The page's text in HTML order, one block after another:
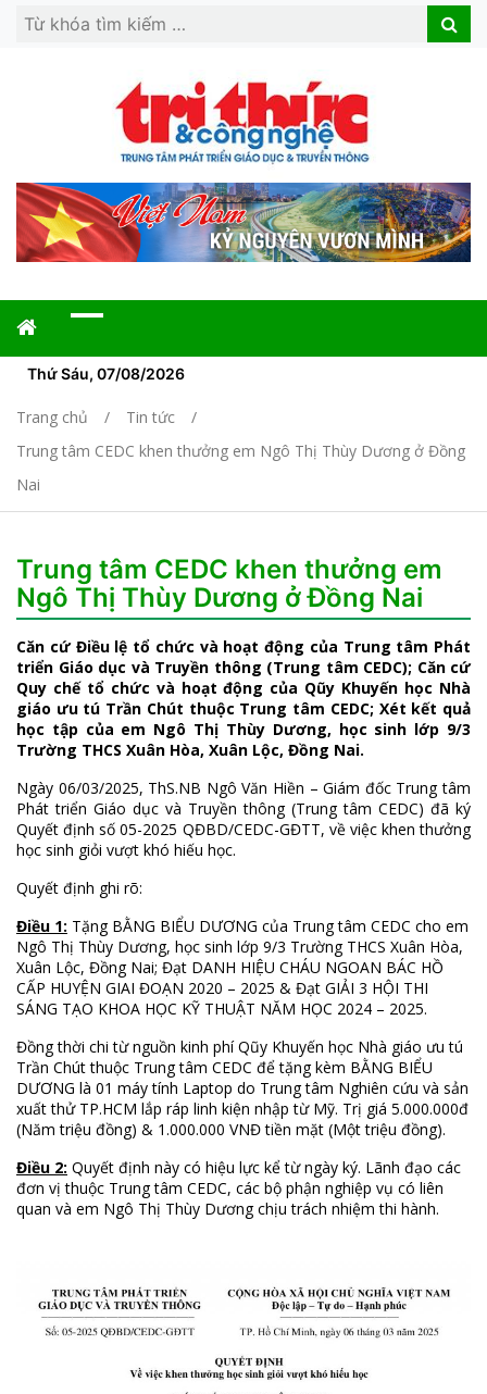
Search
Search
Thứ Sáu, 07/08/2026
Trang chủ
Tin tức
Trung tâm CEDC khen thưởng em Ngô Thị Thùy Dương ở Đồng
Nai
Trung tâm CEDC khen thưởng em
Ngô Thị Thùy Dương ở Đồng Nai
Căn cứ Điều lệ tổ chức và hoạt động của Trung tâm Phát
triển Giáo dục và Truyền thông (Trung tâm CEDC); Căn cứ
Quy chế tổ chức và hoạt động của Qũy Khuyến học Nhà
giáo ưu tú Trần Chút thuộc Trung tâm CEDC; Xét kết quả
học tập của em Ngô Thị Thùy Dương, học sinh lớp 9/3
Trường THCS Xuân Hòa, Xuân Lộc, Đồng Nai.
Ngày 06/03/2025, ThS.NB Ngô Văn Hiền – Giám đốc Trung tâm
Phát triển Giáo dục và Truyền thông (Trung tâm CEDC) đã ký
Quyết định số 05-2025 QĐBD/CEDC-GĐTT, về việc khen thưởng
học sinh giỏi vượt khó hiếu học.
Quyết định ghi rõ:
Điều 1: Tặng BẰNG BIỂU DƯƠNG của Trung tâm CEDC cho em
Ngô Thị Thùy Dương, học sinh lớp 9/3 Trường THCS Xuân Hòa,
Xuân Lộc, Đồng Nai; Đạt DANH HIỆU CHÁU NGOAN BÁC HỒ
CẤP HUYỆN GIAI ĐOẠN 2020 – 2025 & Đạt GIẢI 3 HỘI THI
SÁNG TẠO KHOA HỌC KỸ THUẬT NĂM HỌC 2024 – 2025.
Đồng thời chi từ nguồn kinh phí Qũy Khuyến học Nhà giáo ưu tú
Trần Chút thuộc Trung tâm CEDC để tặng kèm BẰNG BIỂU
DƯƠNG là 01 máy tính Laptop do Trung tâm Nghiên cứu và sản
xuất thử TP.HCM lắp ráp linh kiện nhập từ Mỹ. Trị giá 5.000.000đ
(Năm triệu đồng) & 1.000.000 VNĐ tiền mặt (Một triệu đồng).
Điều 2: Quyết định này có hiệu lực kể từ ngày ký. Lãnh đạo các
đơn vị thuộc Trung tâm CEDC, các bộ phận nghiệp vụ có liên
quan và em Ngô Thị Thùy Dương chịu trách nhiệm thi hành.